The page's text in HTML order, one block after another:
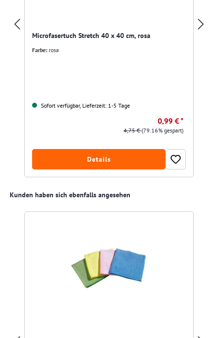
Microfasertuch Stretch 40 x 40 cm, rosa
Farbe: rosa
Sofort verfügbar, Lieferzeit: 1-5 Tage
0,99 € *
4,75 €(79.16% gespart)
Details
Produktgalerie überspringen
Kunden haben sich ebenfalls angesehen